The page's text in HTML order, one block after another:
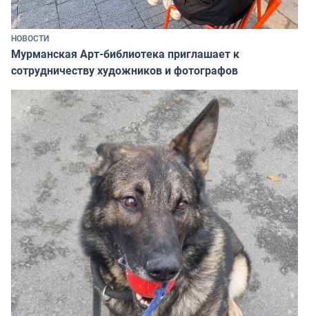
НОВОСТИ
Мурманская Арт-библиотека приглашает к
сотрудничеству художников и фотографов